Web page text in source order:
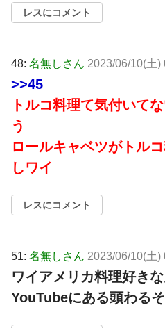
レスにコメント
48: 名無しさん 2023/06/10(土)
>>45
トルコ料理て気付いて
う
ロールキャベツがトル
しワイ
レスにコメント
51: 名無しさん 2023/06/10(土)
ワイアメリカ料理好き
YouTubeにある頭わる